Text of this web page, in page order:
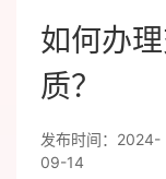
如何办
质？
发布时间：2024-
09-14